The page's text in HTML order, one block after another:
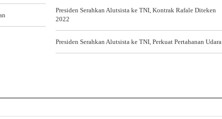
Presiden Serahkan Alutsista ke TNI, Kontrak Rafale Diteken
2022
Presiden Serahkan Alutsista ke TNI, Perkuat Pertahanan Udara